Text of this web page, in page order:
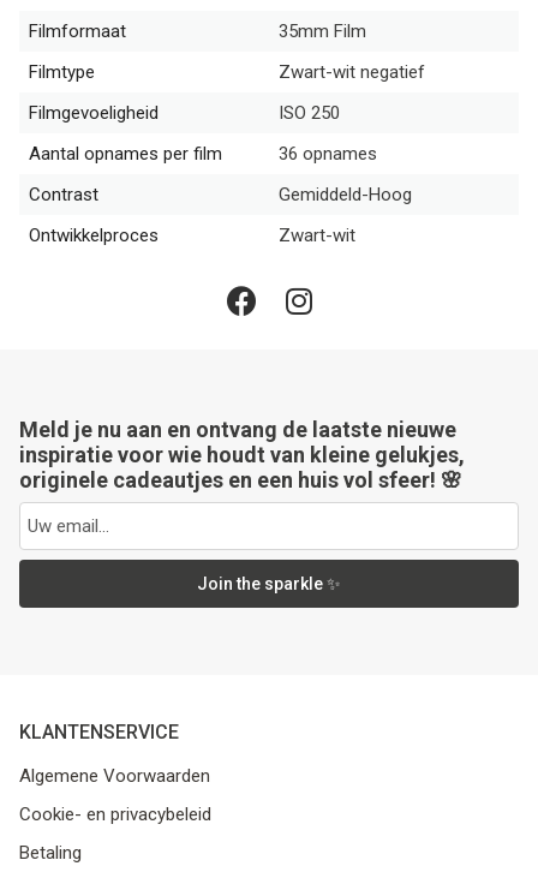
Filmformaat
35mm Film
Filmtype
Zwart-wit negatief
Filmgevoeligheid
ISO 250
Aantal opnames per film
36 opnames
Contrast
Gemiddeld-Hoog
Ontwikkelproces
Zwart-wit
Meld je nu aan en ontvang de laatste nieuwe
inspiratie voor wie houdt van kleine gelukjes,
originele cadeautjes en een huis vol sfeer! 🌸
Join the sparkle ✨
KLANTENSERVICE
Algemene Voorwaarden
Cookie- en privacybeleid
Betaling